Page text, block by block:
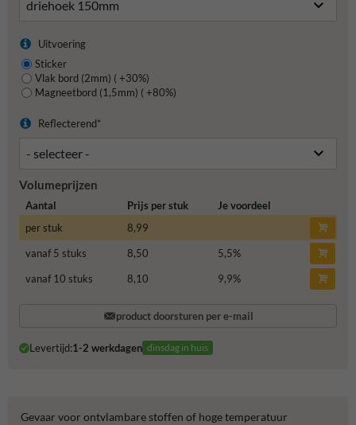
Uitvoering
Sticker
Vlak bord (2mm) ( +30%)
Magneetbord (1,5mm) ( +80%)
Reflecterend*
Volumeprijzen
Aantal Prijs per stuk
Je voordeel
per stuk
8,99
vanaf 5 stuks
8,50 5,5%
vanaf 10 stuks
8,10 9,9%
product doorsturen per e-mail
Levertijd:1-2 werkdagen dinsdag in huis
Gevaar voor ontvlambare stoffen of hoge temperatuur